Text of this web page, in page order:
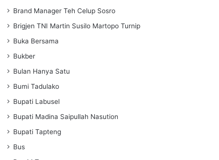
Brand Manager Teh Celup Sosro
Brigjen TNI Martin Susilo Martopo Turnip
Buka Bersama
Bukber
Bulan Hanya Satu
Bumi Tadulako
Bupati Labusel
Bupati Madina Saipullah Nasution
Bupati Tapteng
Bus